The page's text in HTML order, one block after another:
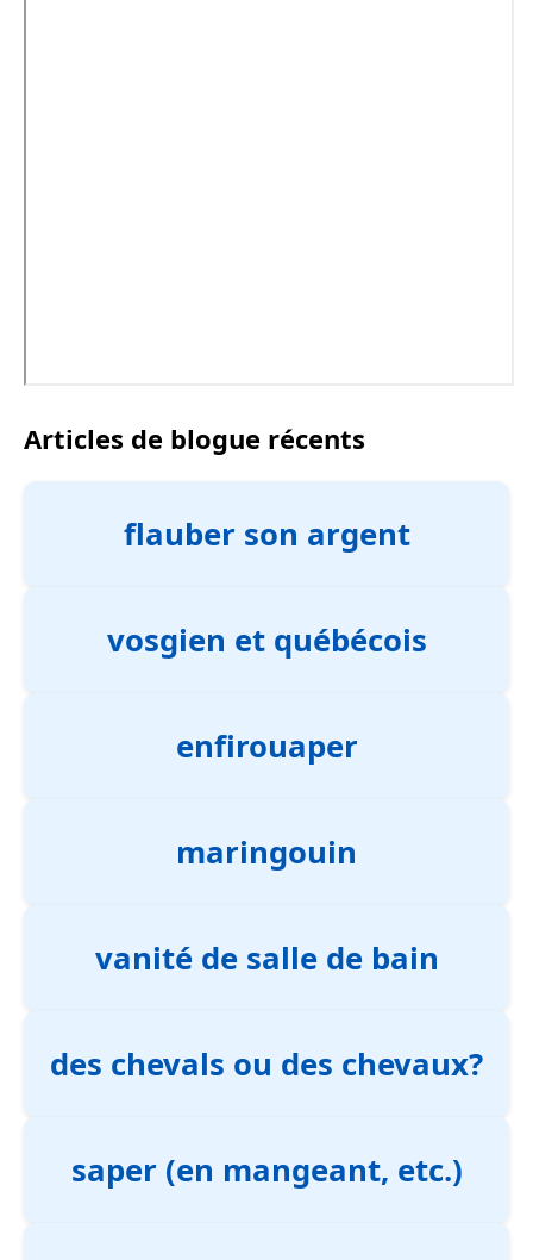
Articles de blogue récents
flauber son argent
vosgien et québécois
enfirouaper
maringouin
vanité de salle de bain
des chevals ou des chevaux?
saper (en mangeant, etc.)